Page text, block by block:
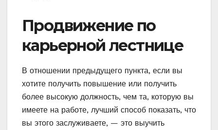
Продвижение по
карьерной лестнице
В отношении предыдущего пункта, если вы
хотите получить повышение или получить
более высокую должность, чем та, которую вы
имеете на работе, лучший способ показать, что
вы этого заслуживаете, — это выучить